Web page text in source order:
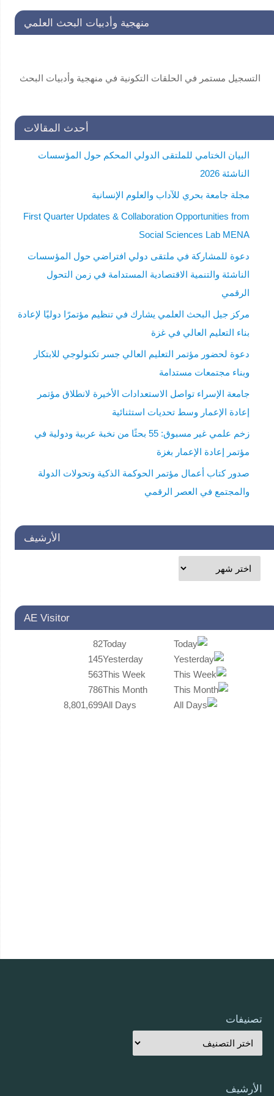
منهجية وأدبيات البحث العلمي
التسجيل مستمر في الحلقات التكونية في منهجية وأدبيات البحث
العلمي لفائدة طلاب الدراسات العليا . للاستفسار:
أحدث المقالات
البيان الختامي للملتقى الدولي المحكم حول المؤسسات
الناشئة 2026
مجلة جامعة بحري للآداب والعلوم الإنسانية
First Quarter Updates & Collaboration Opportunities from
Social Sciences Lab MENA
دعوة للمشاركة في ملتقى دولي افتراضي حول المؤسسات
الناشئة والتنمية الاقتصادية المستدامة في زمن التحول
الرقمي
مركز جيل البحث العلمي يشارك في تنظيم مؤتمرًا دوليًا لإعادة
بناء التعليم العالي في غزة
دعوة لحضور مؤتمر التعليم العالي جسر تكنولوجي للابتكار
وبناء مجتمعات مستدامة
جامعة الإسراء تواصل الاستعدادات الأخيرة لانطلاق مؤتمر
إعادة الإعمار وسط تحديات استثنائية
زخم علمي غير مسبوق: 55 بحثًا من نخبة عربية ودولية في
مؤتمر إعادة الإعمار بغزة
صدور كتاب أعمال مؤتمر الحوكمة الذكية وتحولات الدولة
والمجتمع في العصر الرقمي
الأرشيف
AE Visitor
Today
82
Yesterday
145
This Week
563
This Month
786
All Days
8,801,699
تصنيفات
الأرشيف